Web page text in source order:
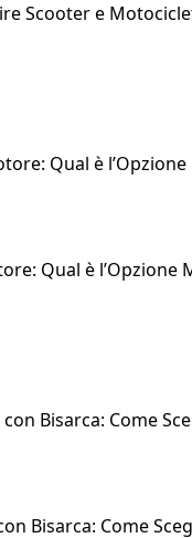
Scooter e
Qual è l’Opzione
Bisarca: Come